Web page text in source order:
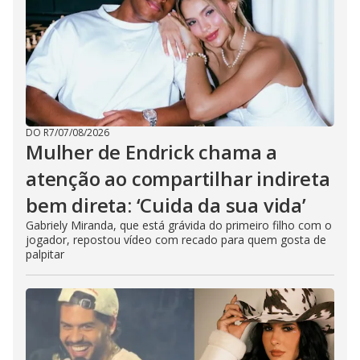
DO R7/07/08/2026
Mulher de Endrick chama a
atenção ao compartilhar indireta
bem direta: ‘Cuida da sua vida’
Gabriely Miranda, que está grávida do primeiro filho com o
jogador, repostou vídeo com recado para quem gosta de
palpitar